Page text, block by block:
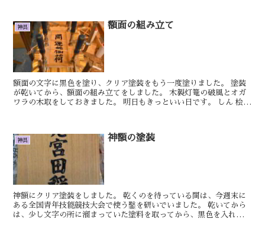
神具 額面の組み立て
額面の文字に黒色を塗り、クリア塗装をもう一度塗りました。 塗装
が乾いてから、額面の組み立てをしました。 木製灯篭の破風とオガ
ワラの木取をしておきました。 明日もきっといい日です。 しん 桧台
神具 神額の塗装
神額にクリア塗装をしました。 乾くのを待っている間は、今週末に
ある全国青年技能競技大会で使う鑿を研いでいました。 乾いてから
は、少し文字の所に溜まっていた塗料を取ってから、黒色を入れまし